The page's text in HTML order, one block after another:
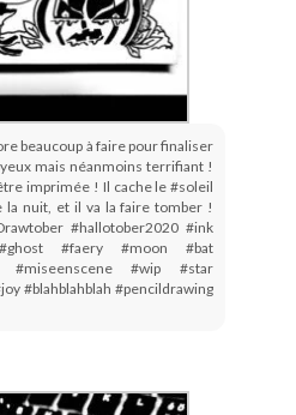
beaucoup à faire pour finaliser
mais néanmoins terrifiant !
imprimée ! Il cache le #soleil
la nuit, et il va la faire tomber !
#hallotober2020 #ink
#faery #moon #bat
#miseenscene #wip #star
#blahblahblah #pencildrawing